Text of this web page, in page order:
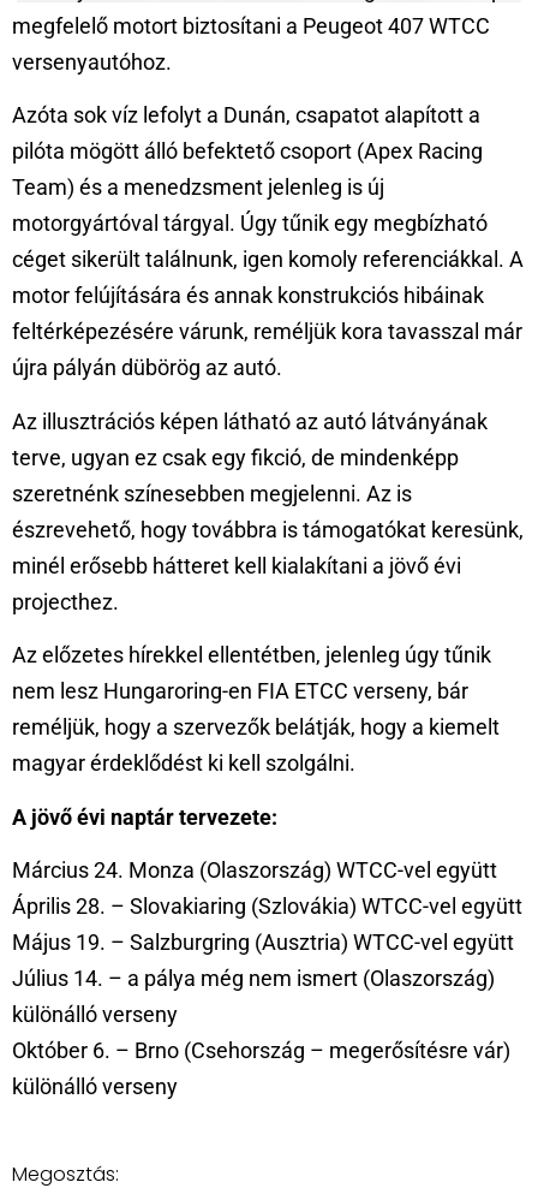
megfelelő motort biztosítani a Peugeot 407 WTCC
versenyautóhoz.
Azóta sok víz lefolyt a Dunán, csapatot alapított a
pilóta mögött álló befektető csoport (Apex Racing
Team) és a menedzsment jelenleg is új
motorgyártóval tárgyal. Úgy tűnik egy megbízható
céget sikerült találnunk, igen komoly referenciákkal. A
motor felújítására és annak konstrukciós hibáinak
feltérképezésére várunk, reméljük kora tavasszal már
újra pályán dübörög az autó.
Az illusztrációs képen látható az autó látványának
terve, ugyan ez csak egy fikció, de mindenképp
szeretnénk színesebben megjelenni. Az is
észrevehető, hogy továbbra is támogatókat keresünk,
minél erősebb hátteret kell kialakítani a jövő évi
projecthez.
Az előzetes hírekkel ellentétben, jelenleg úgy tűnik
nem lesz Hungaroring-en FIA ETCC verseny, bár
reméljük, hogy a szervezők belátják, hogy a kiemelt
magyar érdeklődést ki kell szolgálni.
A jövő évi naptár tervezete:
Március 24. Monza (Olaszország) WTCC-vel együtt
Április 28. – Slovakiaring (Szlovákia) WTCC-vel együtt
Május 19. – Salzburgring (Ausztria) WTCC-vel együtt
Július 14. – a pálya még nem ismert (Olaszország)
különálló verseny
Október 6. – Brno (Csehország – megerősítésre vár)
különálló verseny
Megosztás: